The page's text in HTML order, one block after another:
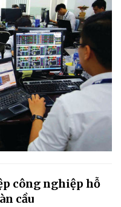
công nghiệp hỗ
cầu